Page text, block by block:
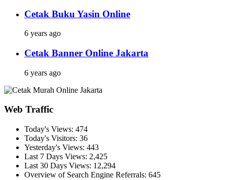
Cetak Buku Yasin Online
6 years ago
Cetak Banner Online Jakarta
6 years ago
Web Traffic
Today's Views: 474
Today's Visitors: 36
Yesterday's Views: 443
Last 7 Days Views: 2,425
Last 30 Days Views: 12,294
Overview of Search Engine Referrals: 645